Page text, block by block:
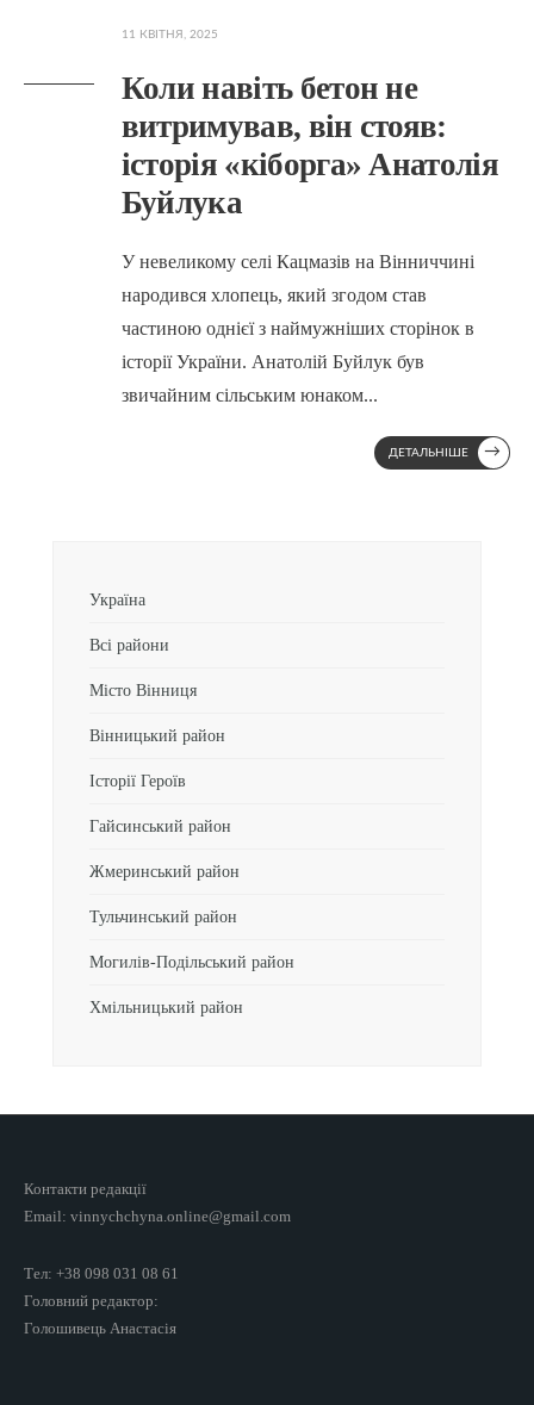
11 КВІТНЯ, 2025
Коли навіть бетон не
витримував, він стояв:
історія «кіборга» Анатолія
Буйлука
У невеликому селі Кацмазів на Вінниччині
народився хлопець, який згодом став
частиною однієї з наймужніших сторінок в
історії України. Анатолій Буйлук був
звичайним сільським юнаком...
ДЕТАЛЬНІШЕ →
Україна
Всі райони
Місто Вінниця
Вінницький район
Історії Героїв
Гайсинський район
Жмеринський район
Тульчинський район
Могилів-Подільський район
Хмільницький район
Контакти редакції
Email: vinnychchyna.online@gmail.com
Тел: +38 098 031 08 61
Головний редактор:
Голошивець Анастасія